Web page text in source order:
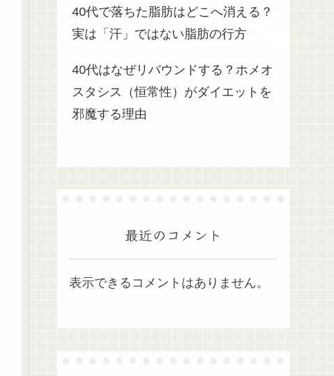
40代で落ちた脂肪はどこへ消える？
実は「汗」ではない脂肪の行方
40代はなぜリバウンドする？ホメオ
スタシス（恒常性）がダイエットを
邪魔する理由
最近のコメント
表示できるコメントはありません。